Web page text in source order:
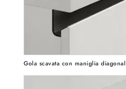
Gola scavata con maniglia diagonal